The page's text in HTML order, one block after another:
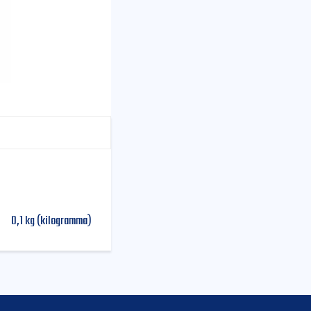
0,1 kg (kilogramma)